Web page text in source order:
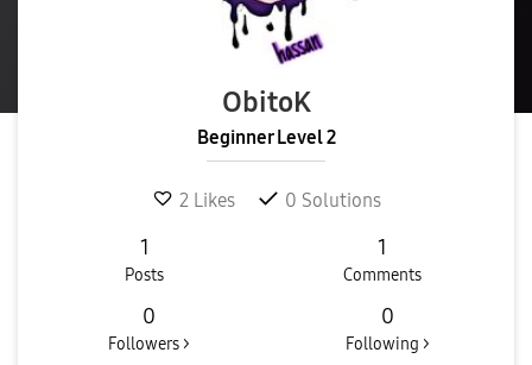
ObitoK
Beginner Level 2
2 Likes 0 Solutions
1
Posts
1
Comments
0
Followers >
0
Following >